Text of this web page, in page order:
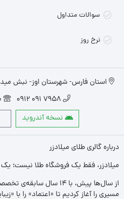
سوالات متداول
نرخ روز
استان فارس- شهرستان اوز- نبش
7958 091 0912
نسخه آندروید
درباره گالری طلای میلادزر
میلادزر، فقط یک فروشگاه طلا نیست؛
از سال‌ها پیش، با ۱۴ سال
مسیری را آغاز کردیم تا «اعتماد» را با